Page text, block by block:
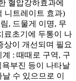
혈압강하효과에
니트레이트 효과)
, 드물게 이명, 무
료초기에 두통이 나
상이 개선되며 필요
: 때때로 구역, 구
부진 등이 나타날
수 있으므로 이